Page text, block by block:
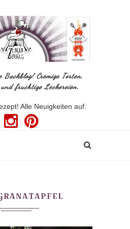
Backblog! Cremige Torten,
fruchtige Leckereien.
Alle Neuigkeiten auf: